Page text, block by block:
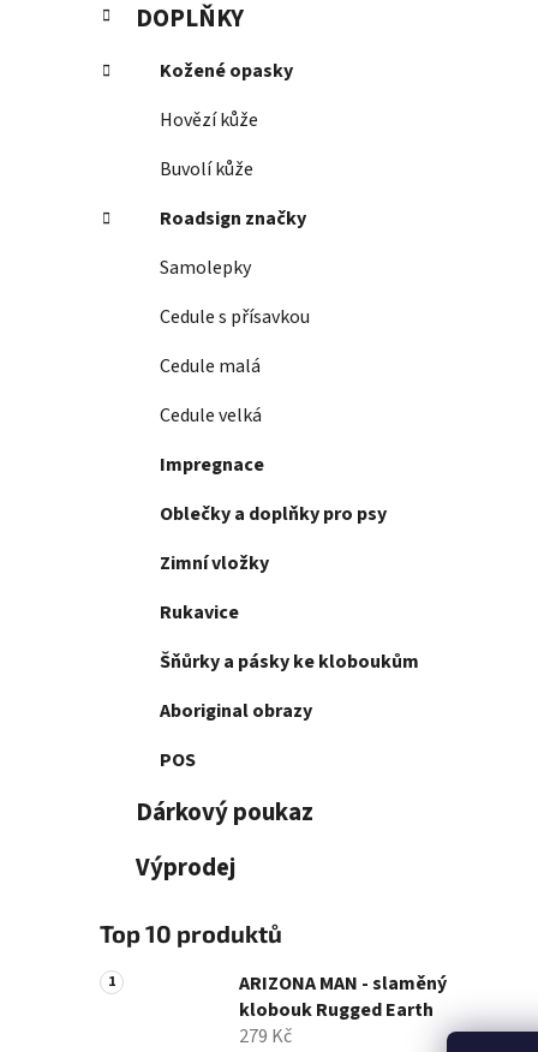
i
DOPLŇKY
Kožené opasky
Hovězí kůže
Buvolí kůže
Roadsign značky
Samolepky
Cedule s přísavkou
Cedule malá
Cedule velká
Impregnace
Oblečky a doplňky pro psy
Zimní vložky
Rukavice
Šňůrky a pásky ke kloboukům
Aboriginal obrazy
POS
Dárkový poukaz
Výprodej
Top 10 produktů
ARIZONA MAN - slaměný
klobouk Rugged Earth
279 Kč